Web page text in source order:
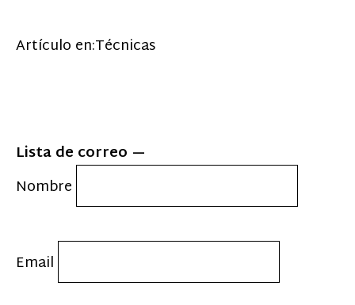
Artículo en:Técnicas
Lista de correo
Nombre
Email